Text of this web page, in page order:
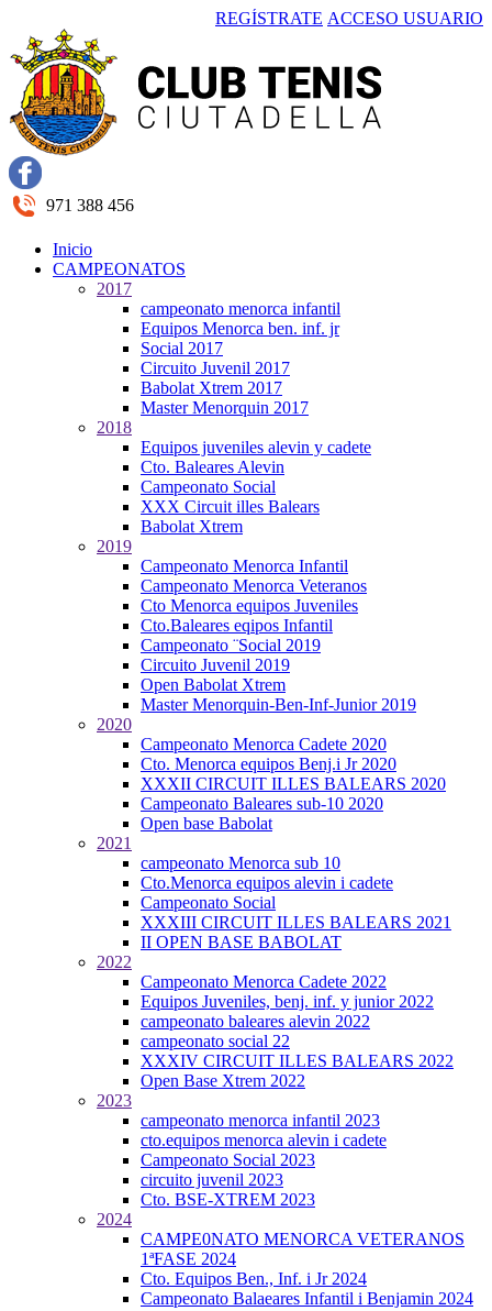
REGÍSTRATE ACCESO USUARIO
971 388 456
Inicio
CAMPEONATOS
2017
campeonato menorca infantil
Equipos Menorca ben. inf. jr
Social 2017
Circuito Juvenil 2017
Babolat Xtrem 2017
Master Menorquin 2017
2018
Equipos juveniles alevin y cadete
Cto. Baleares Alevin
Campeonato Social
XXX Circuit illes Balears
Babolat Xtrem
2019
Campeonato Menorca Infantil
Campeonato Menorca Veteranos
Cto Menorca equipos Juveniles
Cto.Baleares eqipos Infantil
Campeonato ¨Social 2019
Circuito Juvenil 2019
Open Babolat Xtrem
Master Menorquin-Ben-Inf-Junior 2019
2020
Campeonato Menorca Cadete 2020
Cto. Menorca equipos Benj.i Jr 2020
XXXII CIRCUIT ILLES BALEARS 2020
Campeonato Baleares sub-10 2020
Open base Babolat
2021
campeonato Menorca sub 10
Cto.Menorca equipos alevin i cadete
Campeonato Social
XXXIII CIRCUIT ILLES BALEARS 2021
II OPEN BASE BABOLAT
2022
Campeonato Menorca Cadete 2022
Equipos Juveniles, benj. inf. y junior 2022
campeonato baleares alevin 2022
campeonato social 22
XXXIV CIRCUIT ILLES BALEARS 2022
Open Base Xtrem 2022
2023
campeonato menorca infantil 2023
cto.equipos menorca alevin i cadete
Campeonato Social 2023
circuito juvenil 2023
Cto. BSE-XTREM 2023
2024
CAMPE0NATO MENORCA VETERANOS
1ªFASE 2024
Cto. Equipos Ben., Inf. i Jr 2024
Campeonato Balaeares Infantil i Benjamin 2024